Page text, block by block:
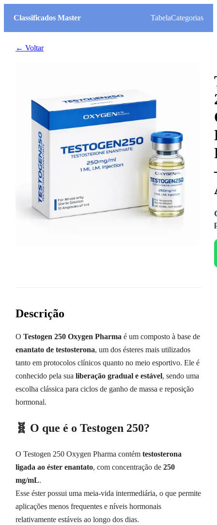
Classificados Master TabelaCategorias
← Voltar
Descrição
O Testogen 250 Oxygen Pharma é um composto à base de
enantato de testosterona, um dos ésteres mais utilizados
tanto em protocolos clínicos quanto no meio esportivo. Ele é
conhecido pela sua liberação gradual e estável, sendo uma
escolha clássica para ciclos de ganho de massa e reposição
hormonal.
🧬 O que é o Testogen 250?
O Testogen 250 Oxygen Pharma contém testosterona
ligada ao éster enantato, com concentração de 250
mg/mL.
Esse éster possui uma meia-vida intermediária, o que permite
aplicações menos frequentes e níveis hormonais
relativamente estáveis ao longo dos dias.